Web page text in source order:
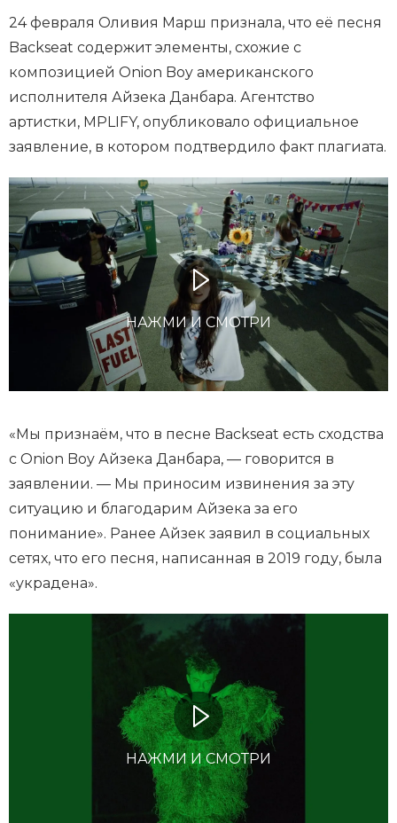
24 февраля Оливия Марш признала, что её песня
Backseat содержит элементы, схожие с
композицией Onion Boy американского
исполнителя Айзека Данбара. Агентство
артистки, MPLIFY, опубликовало официальное
заявление, в котором подтвердило факт плагиата.
НАЖМИ И СМОТРИ
«Мы признаём, что в песне Backseat есть сходства
с Onion Boy Айзека Данбара, — говорится в
заявлении. — Мы приносим извинения за эту
ситуацию и благодарим Айзека за его
понимание». Ранее Айзек заявил в социальных
сетях, что его песня, написанная в 2019 году, была
«украдена».
НАЖМИ И СМОТРИ